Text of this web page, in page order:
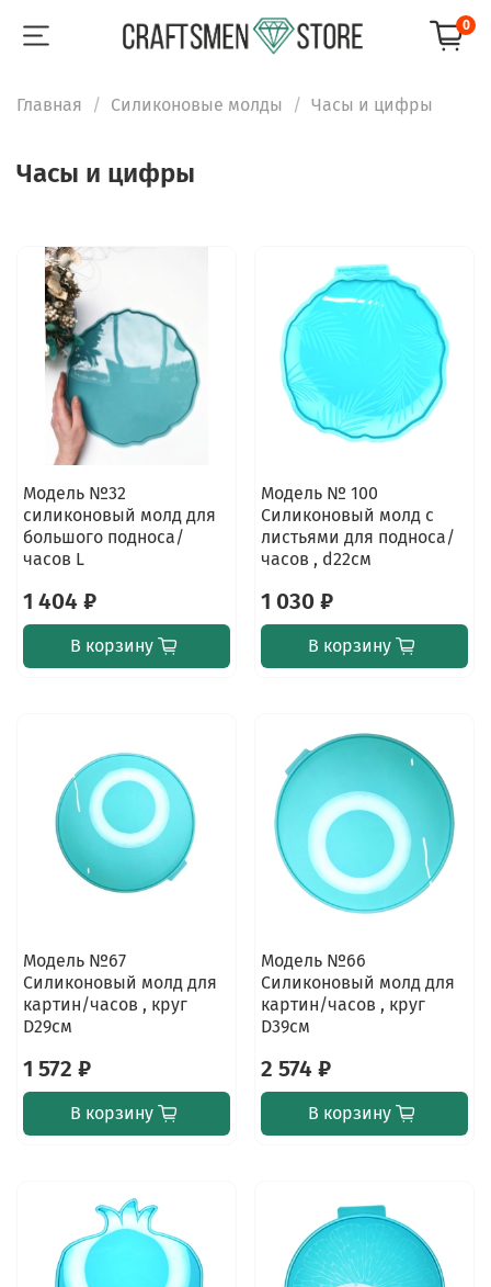
0
Главная Силиконовые молды Часы и цифры
Часы и цифры
Модель №32
силиконовый молд для
большого подноса/
часов L
1 404 ₽
В корзину
Mодель № 100
Силиконовый молд с
листьями для подноса/
часов , d22см
1 030 ₽
В корзину
Модель №67
Силиконовый молд для
картин/часов , круг
D29см
1 572 ₽
В корзину
Модель №66
Силиконовый молд для
картин/часов , круг
D39см
2 574 ₽
В корзину